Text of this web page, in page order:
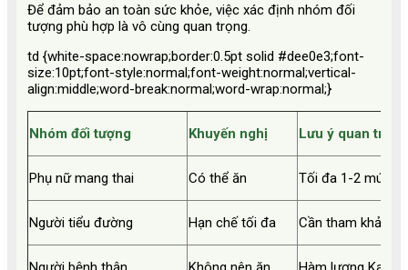
Để đảm bảo an toàn sức khỏe, việc xác định nhóm đối
tượng phù hợp là vô cùng quan trọng.
td {white-space:nowrap;border:0.5pt solid #dee0e3;font-
size:10pt;font-style:normal;font-weight:normal;vertical-
align:middle;word-break:normal;word-wrap:normal;}
Nhóm đối tượng Khuyến nghị Lưu ý quan trọng
Phụ nữ mang thai Có thể ăn Tối đa 1-2 múi/
Người tiểu đường Hạn chế tối đa Cần tham khảo ý